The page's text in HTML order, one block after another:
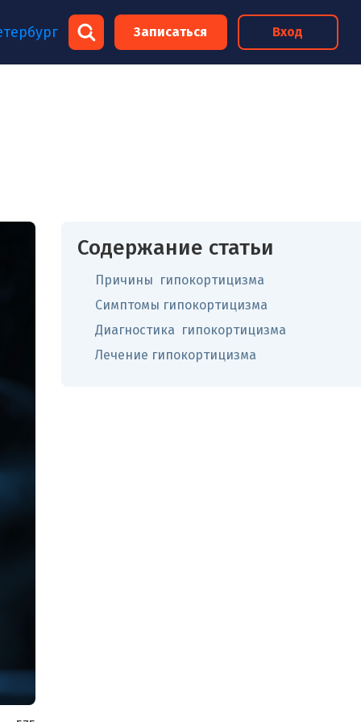
Записаться Вход
Содержание статьи
Причины гипокортицизма
Симптомы гипокортицизма
Диагностика гипокортицизма
Лечение гипокортицизма
×